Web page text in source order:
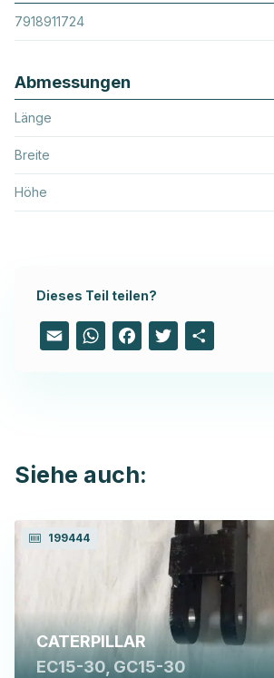
7918911724
Abmessungen
Länge
Breite
Höhe
Dieses Teil teilen?
Email WhatsAppFacebook
Twitter
Siehe auch:
199444
CATERPILLAR
EC15-30, GC15-30